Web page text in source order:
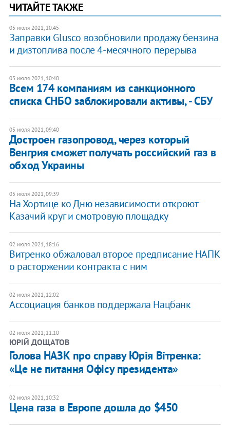
ЧИТАЙТЕ ТАКЖЕ
05 июля 2021, 10:45
Заправки Glusco возобновили продажу бензина
и дизтоплива после 4-месячного перерыва
05 июля 2021, 10:40
Всем 174 компаниям из санкционного
списка СНБО заблокировали активы, - СБУ
05 июля 2021, 09:40
Достроен газопровод, через который
Венгрия сможет получать российский газ в
обход Украины
05 июля 2021, 09:39
На Хортице ко Дню независимости откроют
Казачий круг и смотровую площадку
02 июля 2021, 18:16
Витренко обжаловал второе предписание НАПК
о расторжении контракта с ним
02 июля 2021, 12:02
Ассоциация банков поддержала Нацбанк
02 июля 2021, 11:10
ЮРІЙ ДОЩАТОВ
Голова НАЗК про справу Юрія Вітренка:
«Це не питання Офісу президента»
02 июля 2021, 10:32
Цена газа в Европе дошла до $450